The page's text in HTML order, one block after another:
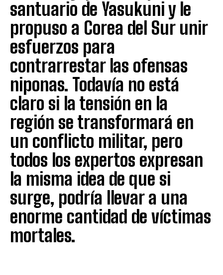
santuario de Yasukuni y le
propuso a Corea del Sur unir
esfuerzos para
contrarrestar las ofensas
niponas. Todavía no está
claro si la tensión en la
región se transformará en
un conflicto militar, pero
todos los expertos expresan
la misma idea de que si
surge, podría llevar a una
enorme cantidad de víctimas
mortales.